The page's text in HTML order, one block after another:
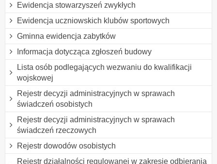
Ewidencja stowarzyszeń zwykłych
Ewidencja uczniowskich klubów sportowych
Gminna ewidencja zabytków
Informacja dotycząca zgłoszeń budowy
Lista osób podlegających wezwaniu do kwalifikacji
wojskowej
Rejestr decyzji administracyjnych w sprawach
świadczeń osobistych
Rejestr decyzji administracyjnych w sprawach
świadczeń rzeczowych
Rejestr dowodów osobistych
Rejestr działalności regulowanej w zakresie odbierania